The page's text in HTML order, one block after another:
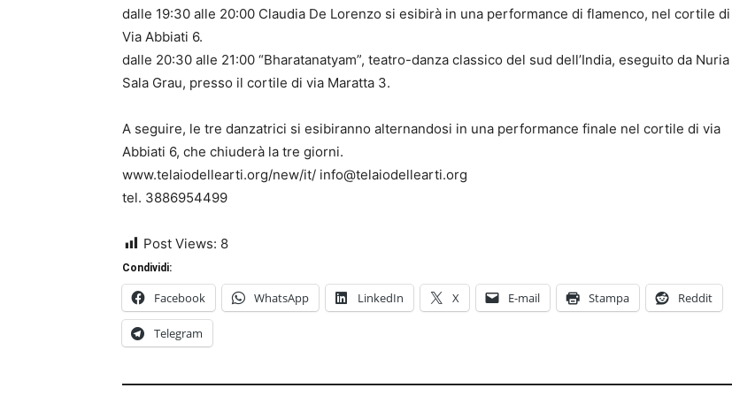
dalle 19:30 alle 20:00 Claudia De Lorenzo si esibirà in una performance di flamenco, nel cortile di
Via Abbiati 6.
dalle 20:30 alle 21:00 “Bharatanatyam”, teatro-danza classico del sud dell’India, eseguito da Nuria
Sala Grau, presso il cortile di via Maratta 3.
A seguire, le tre danzatrici si esibiranno alternandosi in una performance finale nel cortile di via
Abbiati 6, che chiuderà la tre giorni.
www.telaiodellearti.org/new/it/ info@telaiodellearti.org
tel. 3886954499
Post Views: 8
Condividi:
Facebook WhatsApp LinkedIn X E-mail Stampa Reddit
Telegram